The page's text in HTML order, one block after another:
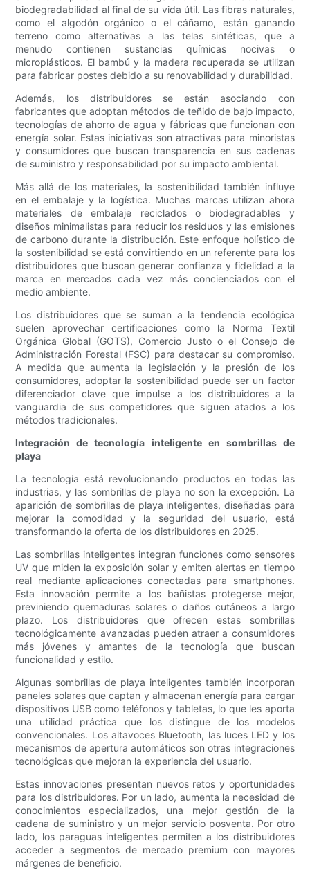
biodegradabilidad al final de su vida útil. Las fibras naturales,
como el algodón orgánico o el cáñamo, están ganando
terreno como alternativas a las telas sintéticas, que a
menudo contienen sustancias químicas nocivas o
microplásticos. El bambú y la madera recuperada se utilizan
para fabricar postes debido a su renovabilidad y durabilidad.
Además, los distribuidores se están asociando con
fabricantes que adoptan métodos de teñido de bajo impacto,
tecnologías de ahorro de agua y fábricas que funcionan con
energía solar. Estas iniciativas son atractivas para minoristas
y consumidores que buscan transparencia en sus cadenas
de suministro y responsabilidad por su impacto ambiental.
Más allá de los materiales, la sostenibilidad también influye
en el embalaje y la logística. Muchas marcas utilizan ahora
materiales de embalaje reciclados o biodegradables y
diseños minimalistas para reducir los residuos y las emisiones
de carbono durante la distribución. Este enfoque holístico de
la sostenibilidad se está convirtiendo en un referente para los
distribuidores que buscan generar confianza y fidelidad a la
marca en mercados cada vez más concienciados con el
medio ambiente.
Los distribuidores que se suman a la tendencia ecológica
suelen aprovechar certificaciones como la Norma Textil
Orgánica Global (GOTS), Comercio Justo o el Consejo de
Administración Forestal (FSC) para destacar su compromiso.
A medida que aumenta la legislación y la presión de los
consumidores, adoptar la sostenibilidad puede ser un factor
diferenciador clave que impulse a los distribuidores a la
vanguardia de sus competidores que siguen atados a los
métodos tradicionales.
Integración de tecnología inteligente en sombrillas de
playa
La tecnología está revolucionando productos en todas las
industrias, y las sombrillas de playa no son la excepción. La
aparición de sombrillas de playa inteligentes, diseñadas para
mejorar la comodidad y la seguridad del usuario, está
transformando la oferta de los distribuidores en 2025.
Las sombrillas inteligentes integran funciones como sensores
UV que miden la exposición solar y emiten alertas en tiempo
real mediante aplicaciones conectadas para smartphones.
Esta innovación permite a los bañistas protegerse mejor,
previniendo quemaduras solares o daños cutáneos a largo
plazo. Los distribuidores que ofrecen estas sombrillas
tecnológicamente avanzadas pueden atraer a consumidores
más jóvenes y amantes de la tecnología que buscan
funcionalidad y estilo.
Algunas sombrillas de playa inteligentes también incorporan
paneles solares que captan y almacenan energía para cargar
dispositivos USB como teléfonos y tabletas, lo que les aporta
una utilidad práctica que los distingue de los modelos
convencionales. Los altavoces Bluetooth, las luces LED y los
mecanismos de apertura automáticos son otras integraciones
tecnológicas que mejoran la experiencia del usuario.
Estas innovaciones presentan nuevos retos y oportunidades
para los distribuidores. Por un lado, aumenta la necesidad de
conocimientos especializados, una mejor gestión de la
cadena de suministro y un mejor servicio posventa. Por otro
lado, los paraguas inteligentes permiten a los distribuidores
acceder a segmentos de mercado premium con mayores
márgenes de beneficio.